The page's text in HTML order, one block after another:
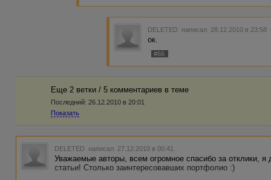
DELETED написал 28.12.2010 в 23:58
ок.
#66
Еще 2 ветки / 5 комментариев в темe
Последний: 26.12.2010 в 20:01
Показать
DELETED написал 27.12.2010 в 00:41
Уважаемые авторы, всем огромное спасибо за отклики, я
статьи! Столько заинтересовавших портфолио :)